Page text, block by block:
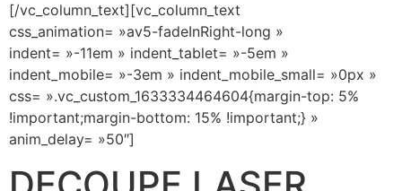
[/vc_column_text][vc_column_text
css_animation= »av5-fadeInRight-long »
indent= »-11em » indent_tablet= »-5em »
indent_mobile= »-3em » indent_mobile_small= »0px »
css= ».vc_custom_1633334464604{margin-top: 5%
!important;margin-bottom: 15% !important;} »
anim_delay= »50″]